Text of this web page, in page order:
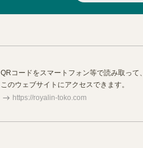
QRコードをスマートフォン等で読み取って、
このウェブサイトにアクセスできます。
https://royalin-toko.com